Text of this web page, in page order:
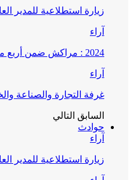
زيارة استطلاعية للمدير
آراء
2024 : مراكش ضمن أربع مدن بالممكلة سجلت مامجموعه 656 قضية تتعلق بغسيل الأموال
آراء
غرفة التجارة والصناعة
السابق التالي
حوادث
آراء
زيارة استطلاعية للمدير